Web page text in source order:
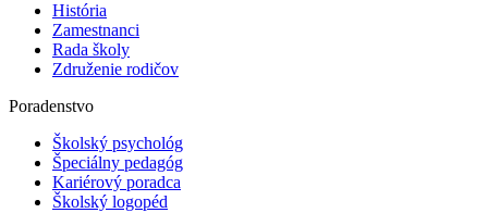
História
Zamestnanci
Rada školy
Združenie rodičov
Poradenstvo
Školský psychológ
Špeciálny pedagóg
Kariérový poradca
Školský logopéd